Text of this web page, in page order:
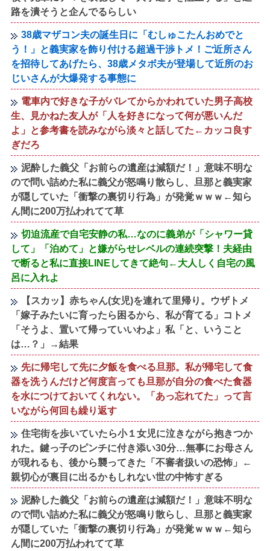
路を潰そうと企んでるらしい
38歳マザコン夫の誕生日に「むしゅこたんおめでと
う！」と義実家を飾り付ける超過干渉トメ！ご近所さん
を招待してあげたら、38歳メタボ夫が登場して近所のお
じいさんが大爆発する事態に
電車内で好きな子がバレてからかわれていた男子高校
生、見かねた友人が「人を好きになって何が悪いんだ
よ」と参考書を読みながら淡々と話してた←カッコ良す
ぎだろ
泥酔した義父「お前らの遺産は減額だ！」意味不明な
ので問い詰めた私に義父が怒鳴り散らし、旦那と義実家
が隠していた「衝撃の裏切り行為」が発覚ｗｗｗ←知ら
ん間に200万払われてて草
切迫流産で自宅安静の私…なのに義弟が「シャワー貸
して」「泊めて」と嫌がらせレベルの連続突撃！夫経由
で断ると私に直接LINEしてきて絶句←大人しく自宅の風
呂に入れよ
【スカッ】赤ちゃん(女児)を連れて里帰り。ウザトメ
「嫁子みたいに育ったら困るから、私が育てる」コトメ
「そうよ、置いて帰っていいわよ」私「と、いうこと
は…？」→結果
先に帰宅して先に夕飯を食べる旦那。私が帰宅して食
器を洗うんだけど何度言っても旦那が自分の食べた食器
を水につけておいてくれない。「あっ忘れてた」って言
いながら何回も繰り返す
住宅街を歩いていたら小１女児に泣きながら抱きつか
れた。鍵っ子のピンチに付き添い30分…無事にお母さん
が現れるも、後から襲ってきた「不審者扱いの恐怖」←
親切心が裏目に出るかもしれない世の中怖すぎる
泥酔した義父「お前らの遺産は減額だ！」意味不明な
ので問い詰めた私に義父が怒鳴り散らし、旦那と義実家
が隠していた「衝撃の裏切り行為」が発覚ｗｗｗ←知ら
ん間に200万払われてて草